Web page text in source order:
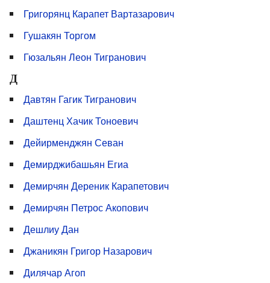
Григорянц Карапет Вартазарович
Гушакян Торгом
Гюзальян Леон Тигранович
Д
Давтян Гагик Тигранович
Даштенц Хачик Тоноевич
Дейирменджян Севан
Демирджибашьян Егиа
Демирчян Дереник Карапетович
Демирчян Петрос Акопович
Дешлиу Дан
Джаникян Григор Назарович
Дилячар Агоп